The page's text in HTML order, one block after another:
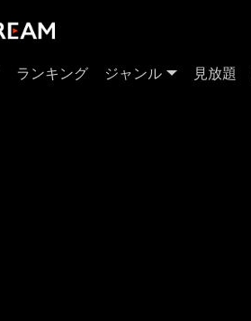
ランキング ジャンル 見放題